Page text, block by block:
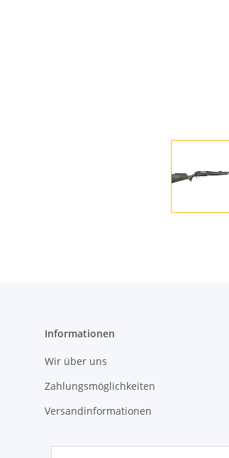
Informationen
Wir über uns
Zahlungsmöglichkeiten
Versandinformationen